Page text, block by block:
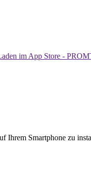
Ihrem Smartphone zu